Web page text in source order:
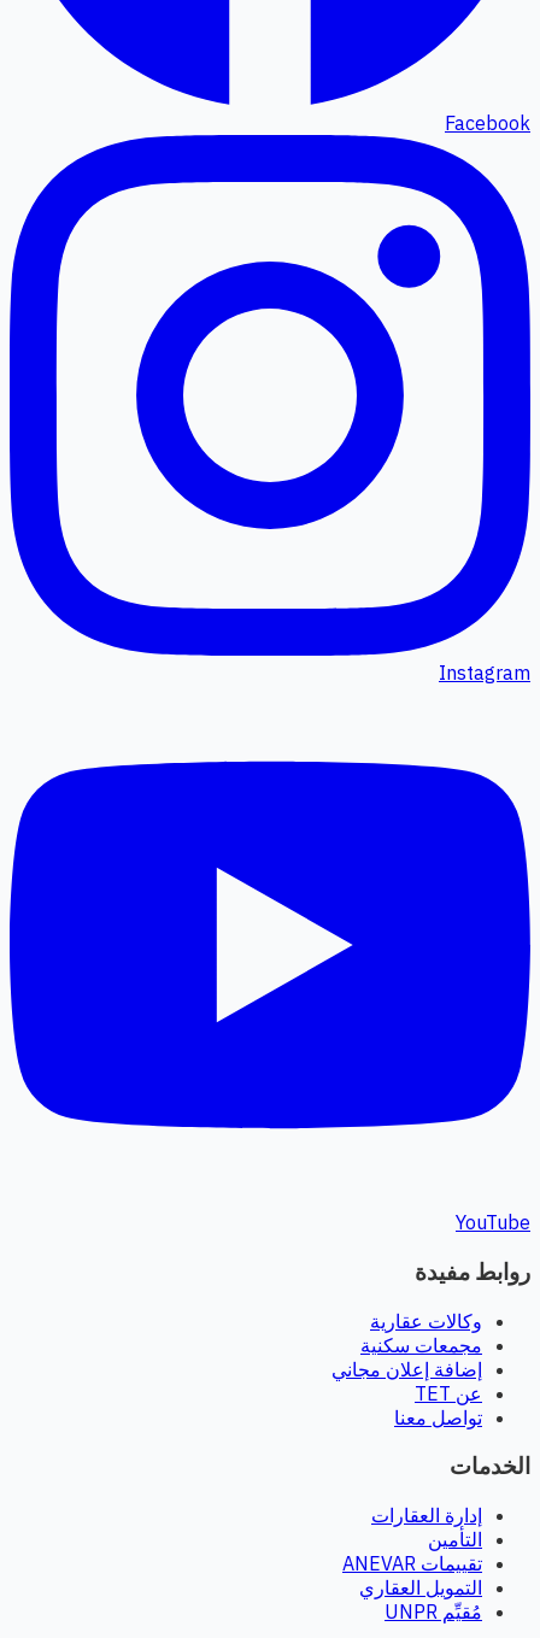
Facebook
Instagram
YouTube
روابط مفيدة
وكالات عقارية
مجمعات سكنية
إضافة إعلان مجاني
عن TET
تواصل معنا
الخدمات
إدارة العقارات
التأمين
تقييمات ANEVAR
التمويل العقاري
مُقيِّم UNPR